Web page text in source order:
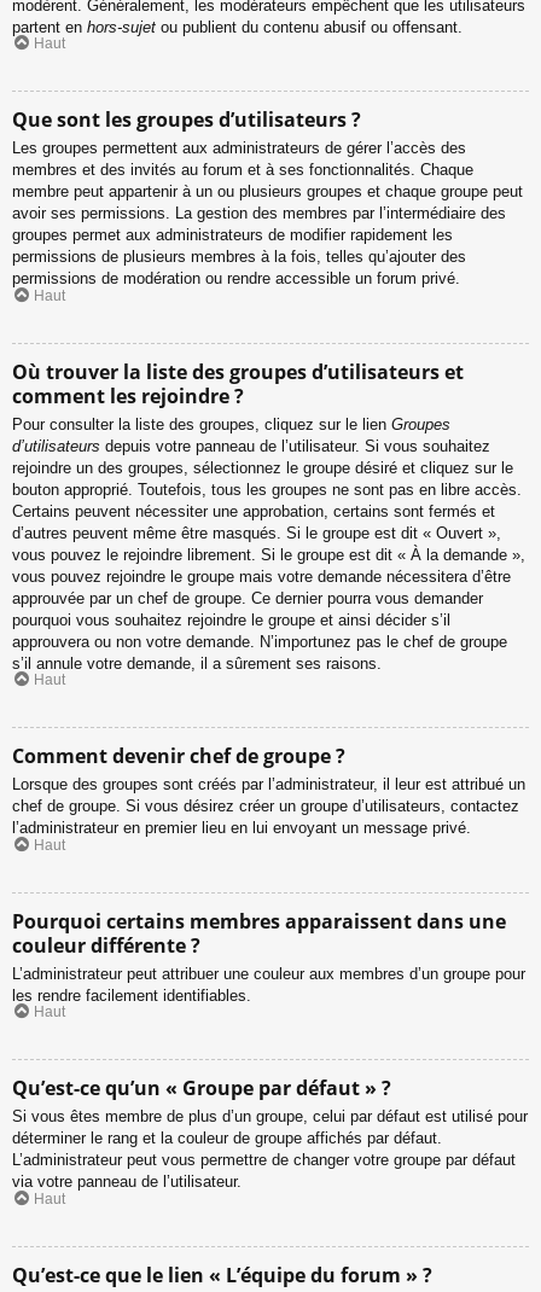
modèrent. Généralement, les modérateurs empêchent que les utilisateurs
partent en hors-sujet ou publient du contenu abusif ou offensant.
Haut
Que sont les groupes d’utilisateurs ?
Les groupes permettent aux administrateurs de gérer l’accès des
membres et des invités au forum et à ses fonctionnalités. Chaque
membre peut appartenir à un ou plusieurs groupes et chaque groupe peut
avoir ses permissions. La gestion des membres par l’intermédiaire des
groupes permet aux administrateurs de modifier rapidement les
permissions de plusieurs membres à la fois, telles qu’ajouter des
permissions de modération ou rendre accessible un forum privé.
Haut
Où trouver la liste des groupes d’utilisateurs et
comment les rejoindre ?
Pour consulter la liste des groupes, cliquez sur le lien Groupes
d’utilisateurs depuis votre panneau de l’utilisateur. Si vous souhaitez
rejoindre un des groupes, sélectionnez le groupe désiré et cliquez sur le
bouton approprié. Toutefois, tous les groupes ne sont pas en libre accès.
Certains peuvent nécessiter une approbation, certains sont fermés et
d’autres peuvent même être masqués. Si le groupe est dit « Ouvert »,
vous pouvez le rejoindre librement. Si le groupe est dit « À la demande »,
vous pouvez rejoindre le groupe mais votre demande nécessitera d’être
approuvée par un chef de groupe. Ce dernier pourra vous demander
pourquoi vous souhaitez rejoindre le groupe et ainsi décider s’il
approuvera ou non votre demande. N’importunez pas le chef de groupe
s’il annule votre demande, il a sûrement ses raisons.
Haut
Comment devenir chef de groupe ?
Lorsque des groupes sont créés par l’administrateur, il leur est attribué un
chef de groupe. Si vous désirez créer un groupe d’utilisateurs, contactez
l’administrateur en premier lieu en lui envoyant un message privé.
Haut
Pourquoi certains membres apparaissent dans une
couleur différente ?
L’administrateur peut attribuer une couleur aux membres d’un groupe pour
les rendre facilement identifiables.
Haut
Qu’est-ce qu’un « Groupe par défaut » ?
Si vous êtes membre de plus d’un groupe, celui par défaut est utilisé pour
déterminer le rang et la couleur de groupe affichés par défaut.
L’administrateur peut vous permettre de changer votre groupe par défaut
via votre panneau de l’utilisateur.
Haut
Qu’est-ce que le lien « L’équipe du forum » ?